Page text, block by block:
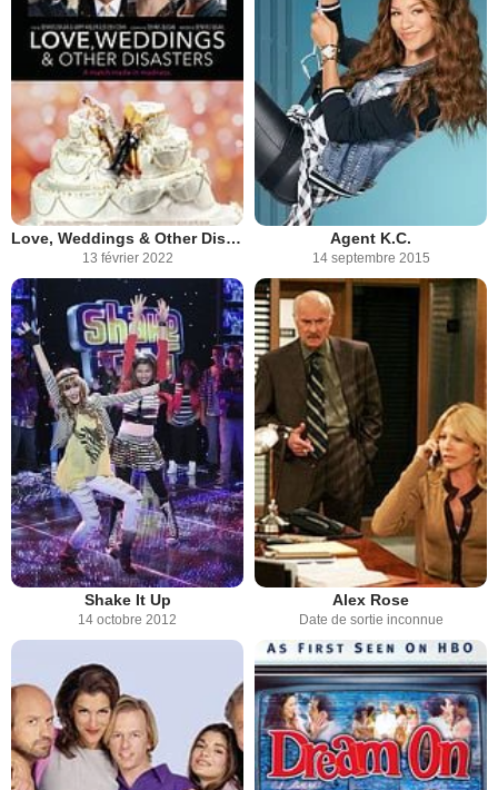
Love, Weddings & Other Disasters
13 février 2022
Agent K.C.
14 septembre 2015
Shake It Up
14 octobre 2012
Alex Rose
Date de sortie inconnue